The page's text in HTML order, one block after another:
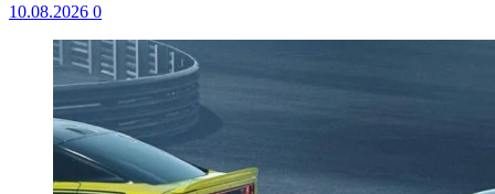
10.08.2026 0